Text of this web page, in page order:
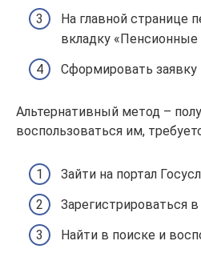
На главной странице
вкладку «Пенсионные
Сформировать заявку
Альтернативный метод –
воспользоваться им,
Зайти на портал
Зарегистрироваться
Найти в поиске и